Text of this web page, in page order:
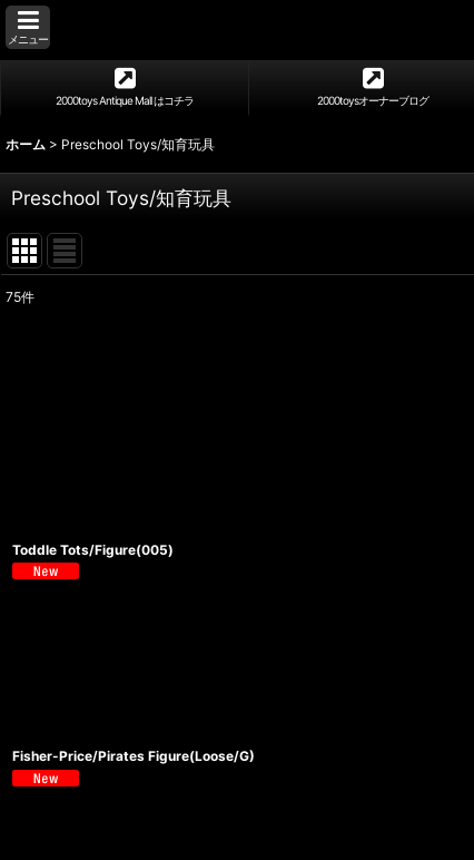
メニュー
2000toys Antique Mall はコチラ 2000toysオーナーブログ
ホーム > Preschool Toys/知育玩具
Preschool Toys/知育玩具
75件
Toddle Tots/Figure(005)
Fisher-Price/Pirates Figure(Loose/G)